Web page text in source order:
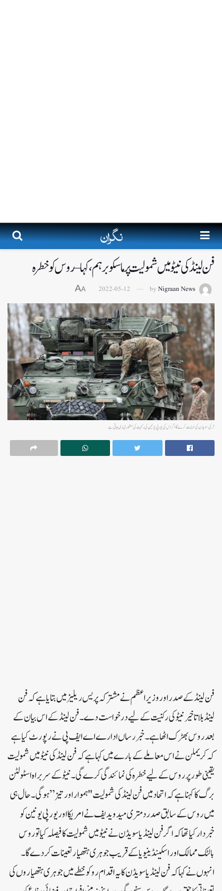
فن لینڈ کی نیٹو میں شمولیت پر ماسکو برہم، کہا – روس کو خطرہ
by Nigraan News
2022-05-12
A
A
ترکی سویڈن کی حمایت کرے گا اگر اس کی یورپی یونین کی رکنیت کی منظوری دی جاتی ہے
فن لینڈ کے صدر اور وزیر اعظم نے مشترکہ پریس ریلیز میں بتایا ہے کہ فن
لینڈ بلا تاخیر نیٹو کی رکنیت کے لیے درخواست دے۔ فن لینڈ کے اس بیان کے
بعد روس بھڑک اٹھا ہے۔ خبر رساں ادارے اے ایف پی نے رپورٹ کیا ہے
کہ کریملن نے اس معاملے کے بارے میں کہا ہے کہ فن لینڈ کی نیٹو میں شمولیت
یقینی طور پر روس کے لیے خطرہ کی نمائندگی کرے گی۔ نیٹو کے سربراہ اسٹولٹن
برگ کا کہنا ہے کہ اتحاد میں فن لینڈ کی شمولیت "ہموار اور تیز” ہوگی۔حال ہی
میں روس کے سابق صدر دمتری میدویدیف نے امریکا اور یورپی یونین کو
خبردار کیا تھا کہ اگر فن لینڈ یا سویڈن نے نیٹو میں شمولیت کا فیصلہ کیا تو روس
بالٹک ممالک اور اسکینڈینیویا کے قریب جوہری ہتھیار تعینات کر دے گا۔
انہوں نے کہا کہ فن لینڈ یا سویڈن کا یہ اقدام رو کو خطے میں جوہری ہتھیاروں کی